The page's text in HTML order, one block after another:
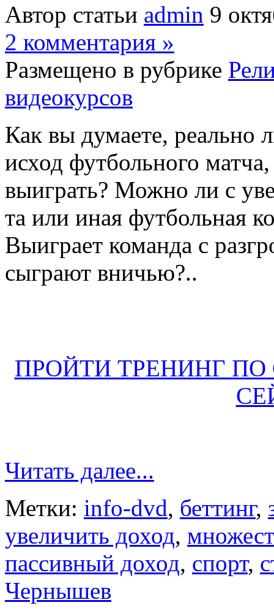
Автор статьи admin 9
2 комментария »
Размещено в рубрике
видеокурсов
Как вы думаете, реально
исход футбольного
выиграть? Можно ли с
та или иная футбольная
Выиграет команда с
сыграют вничью?..
ПРОЙТИ ТРЕНИНГ
Читать далее...
Метки: info-dvd, беттинг,
увеличить доход,
пассивный доход, спорт,
Чернышев